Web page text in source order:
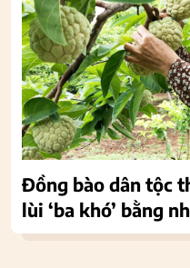
Đồng bào dân tộc
lùi ‘ba khó’ bằng